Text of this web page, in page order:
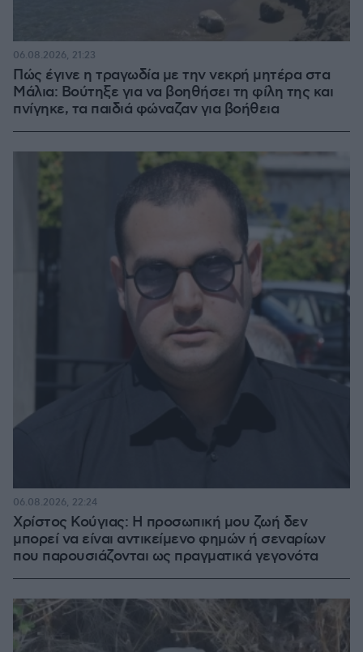
Πώς έγινε η τραγωδία με την νεκρή μητέρα στα
Μάλια: Βούτηξε για να βοηθήσει τη φίλη της και
πνίγηκε, τα παιδιά φώναζαν για βοήθεια
06.08.2026, 21:23
Χρίστος Κούγιας: Η προσωπική μου ζωή δεν
μπορεί να είναι αντικείμενο φημών ή σεναρίων
που παρουσιάζονται ως πραγματικά γεγονότα
06.08.2026, 22:24